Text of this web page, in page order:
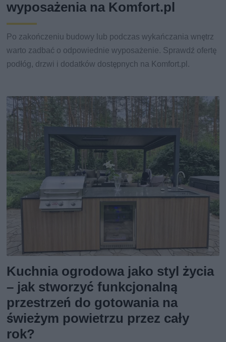
wyposażenia na Komfort.pl
Po zakończeniu budowy lub podczas wykańczania wnętrz
warto zadbać o odpowiednie wyposażenie. Sprawdź ofertę
podłóg, drzwi i dodatków dostępnych na Komfort.pl.
Kuchnia ogrodowa jako styl życia
– jak stworzyć funkcjonalną
przestrzeń do gotowania na
świeżym powietrzu przez cały
rok?